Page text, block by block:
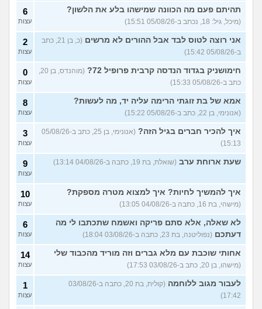
בת עוד מעט 23, אני מרגישה
שנכשלתי לפעמים
(אנונמית,
7
עצות
למה בנות בממוצע הרבה יותר
נחמדות לבנות אחרות מאשר
לבנים?
(Itay Daniel Asael, בן
23)
12
עצות
איך יש אנשים שישנים עם
בגדים?
(נעם, בן 14)
האם להרשות לאחרים לקבוע
לי מה ללבוש?
(סיון, בת
9
ספרים בעברית בקובץ PDF
בחינם? (Rin, בת 19)
4
עצות
עוד שאלות חדשות במדור
תהיתם פעם מה הכוונה שמישהו בלע את הלשון?
(מיכל, גיל: 18, נכתב ב-05/08/26 15:51)
6
עצות
אני רוצה לטוס לבד אבל ההורים לא מרשים
(כ, בן 21, כתב
ב-05/08/26 15:42)
2
עצות
חימושניק בגדוד הנדסה קרבית פרופיל 72?
(מוהנדס, בן 20,
כתב ב-05/08/26 15:33)
0
עצות
אמא של בת זוגתי הרימה עליה יד, מה לעשות?
(אנונימי, בן 22, כתב ב-05/08/26 15:22)
8
עצות
איך להכיר חברים בגיל הזה?
(אנונימי, בן 25, כתב ב-05/08/26
15:13)
3
עצות
שעת ארוחת ערב (שואלת, בת 19, כתבה ב-04/08/26 13:14) 9
עצות
איך להמשיך לחיות? איך למצוא מטרה מספקת?
(מישהי, בת 16, כתבה ב-04/08/26 13:05)
10
עצות
לא שאלה, אלא סתם פריקה ואשמח שתכתבו לי מה
דעתכם (נפוליטנה, בת 23, כתבה ב-03/08/26 18:04)
6
עצות
אחותי שוכבת עם מלא גברים וזה מוריד מהכבוד שלי
(מישהו, בן 20, כתב ב-03/08/26 17:53)
14
עצות
לעבור מגוב ללוחמה
(קולית, בת 20, כתבה ב-03/08/26
17:42)
1
עצות